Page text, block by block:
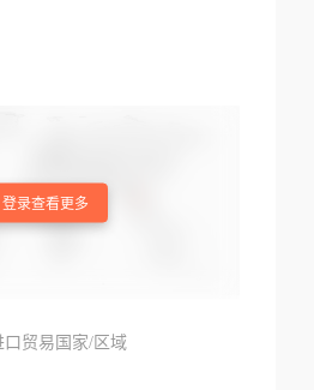
登录查看更多
贸易国家/区域